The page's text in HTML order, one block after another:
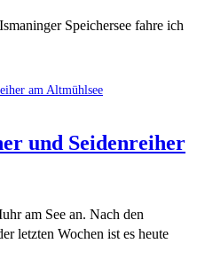
Speichersee fahre ich
und Seidenreiher
am See an. Nach den
letzten Wochen ist es heute